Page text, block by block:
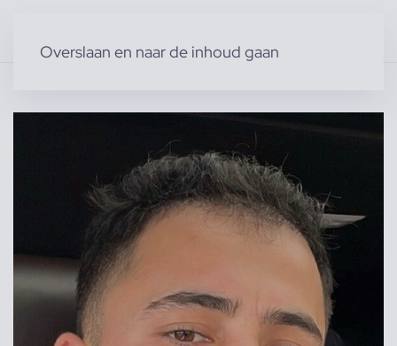
Overslaan en naar de inhoud gaan